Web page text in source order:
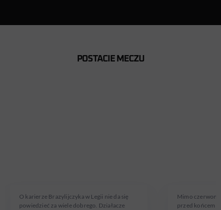
POSTACIE MECZU
O karierze Brazylijczyka w Legii nie da się
powiedzieć za wiele dobrego. Działacze
Mimo
przed końcem